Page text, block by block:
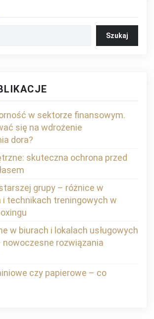
Szukaj
w sektorze finansowym.
się na wdrożenie
dora?
skuteczna ochrona przed
grupy – różnice w
i technikach treningowych w
w biurach i lokalach usługowych
nowoczesne rozwiązania
czy papierowe – co